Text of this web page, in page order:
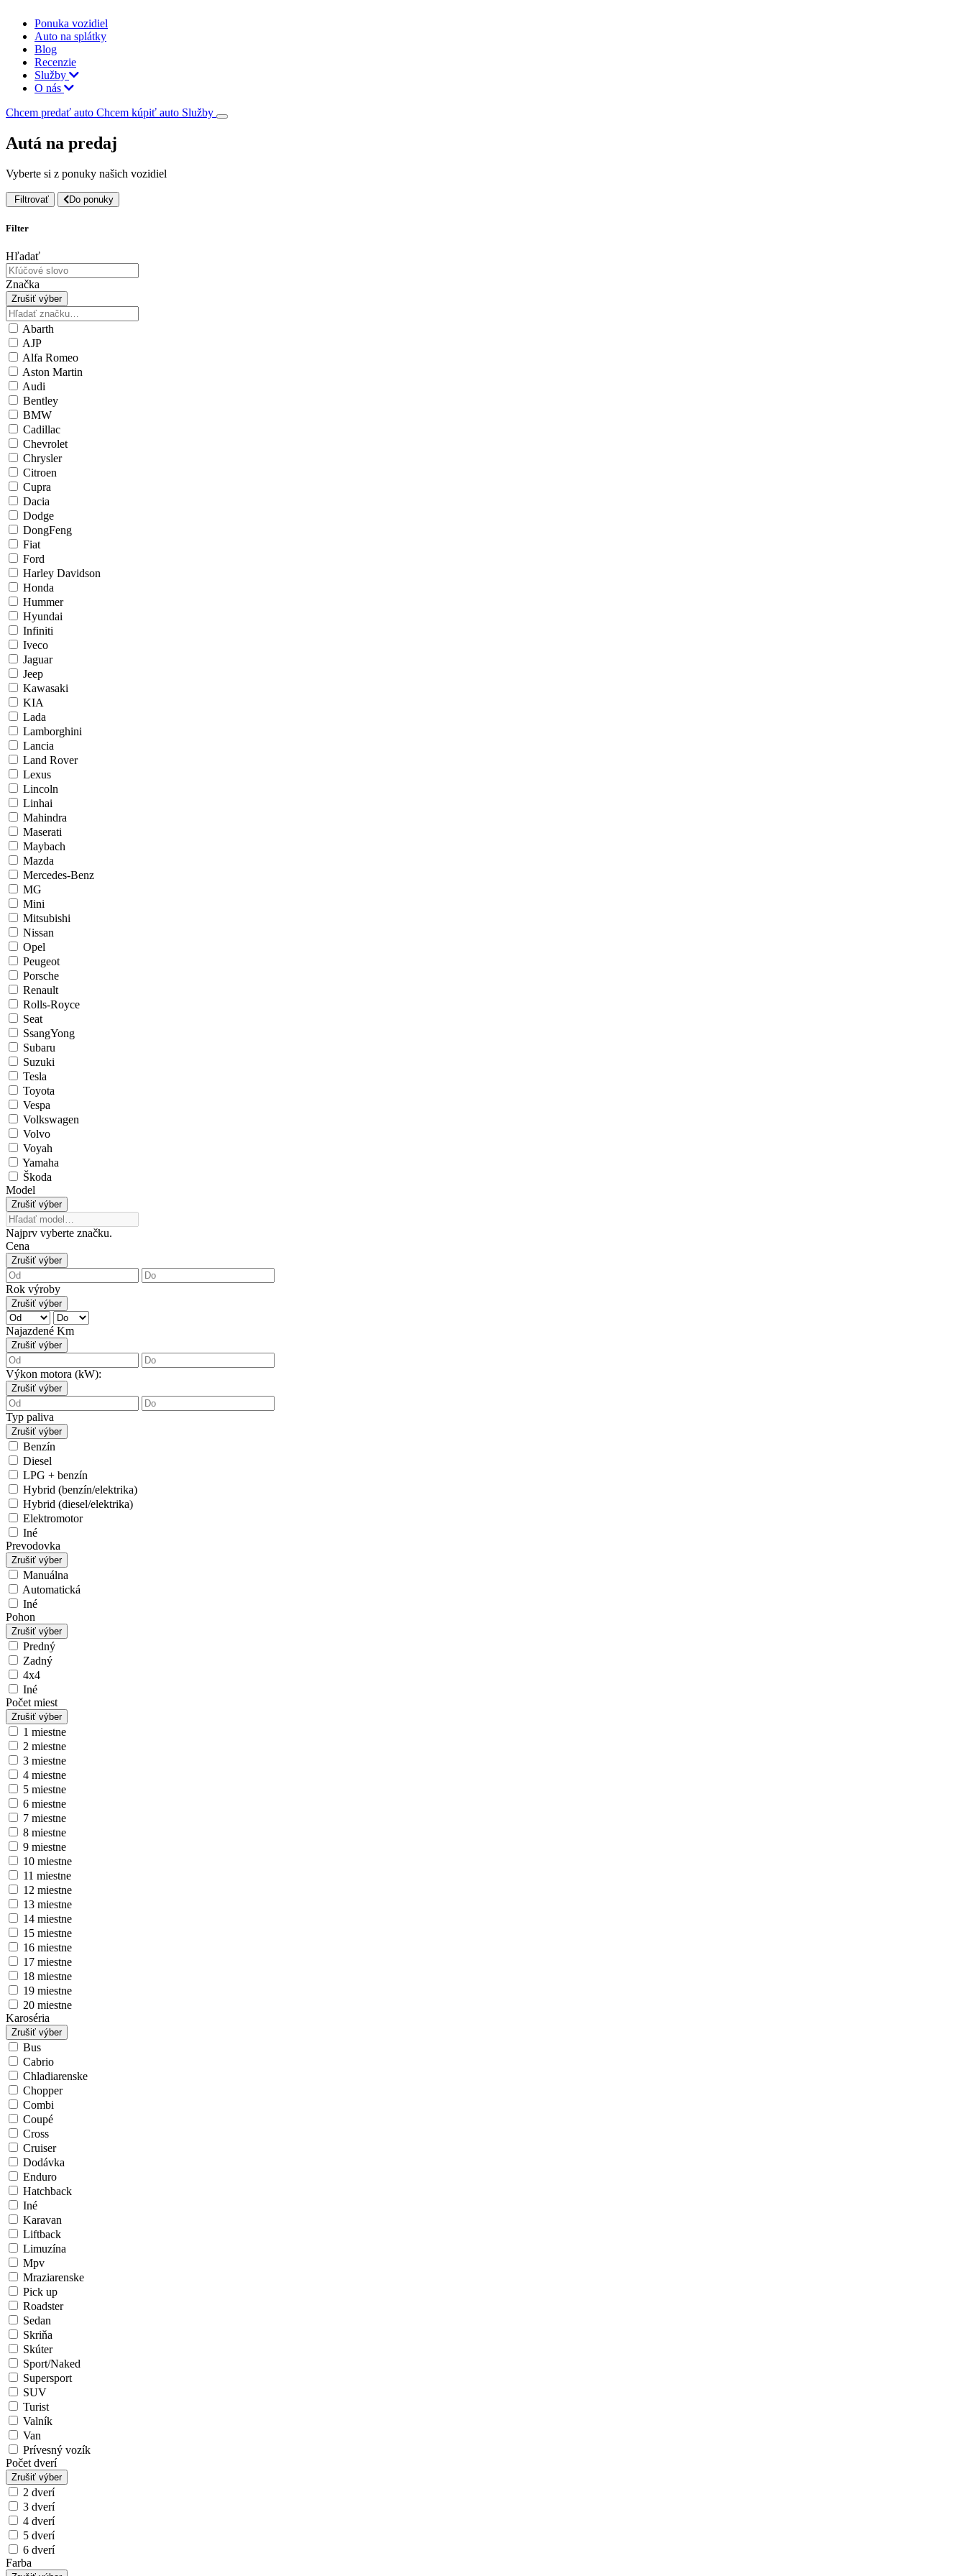
Ponuka vozidiel
Auto na splátky
Blog
Recenzie
Služby
O nás
Chcem predať auto Chcem kúpiť auto Služby
Autá na predaj
Vyberte si z ponuky našich vozidiel
Filtrovať Do ponuky
Filter
Hľadať
Značka
Zrušiť výber
Abarth
AJP
Alfa Romeo
Aston Martin
Audi
Bentley
BMW
Cadillac
Chevrolet
Chrysler
Citroen
Cupra
Dacia
Dodge
DongFeng
Fiat
Ford
Harley Davidson
Honda
Hummer
Hyundai
Infiniti
Iveco
Jaguar
Jeep
Kawasaki
KIA
Lada
Lamborghini
Lancia
Land Rover
Lexus
Lincoln
Linhai
Mahindra
Maserati
Maybach
Mazda
Mercedes-Benz
MG
Mini
Mitsubishi
Nissan
Opel
Peugeot
Porsche
Renault
Rolls-Royce
Seat
SsangYong
Subaru
Suzuki
Tesla
Toyota
Vespa
Volkswagen
Volvo
Voyah
Yamaha
Škoda
Model
Zrušiť výber
Najprv vyberte značku.
Cena
Zrušiť výber
Rok výroby
Zrušiť výber
Najazdené Km
Zrušiť výber
Výkon motora (kW):
Zrušiť výber
Typ paliva
Zrušiť výber
Benzín
Diesel
LPG + benzín
Hybrid (benzín/elektrika)
Hybrid (diesel/elektrika)
Elektromotor
Iné
Prevodovka
Zrušiť výber
Manuálna
Automatická
Iné
Pohon
Zrušiť výber
Predný
Zadný
4x4
Iné
Počet miest
Zrušiť výber
1 miestne
2 miestne
3 miestne
4 miestne
5 miestne
6 miestne
7 miestne
8 miestne
9 miestne
10 miestne
11 miestne
12 miestne
13 miestne
14 miestne
15 miestne
16 miestne
17 miestne
18 miestne
19 miestne
20 miestne
Karoséria
Zrušiť výber
Bus
Cabrio
Chladiarenske
Chopper
Combi
Coupé
Cross
Cruiser
Dodávka
Enduro
Hatchback
Iné
Karavan
Liftback
Limuzína
Mpv
Mraziarenske
Pick up
Roadster
Sedan
Skriňa
Skúter
Sport/Naked
Supersport
SUV
Turist
Valník
Van
Prívesný vozík
Počet dverí
Zrušiť výber
2 dverí
3 dverí
4 dverí
5 dverí
6 dverí
Farba